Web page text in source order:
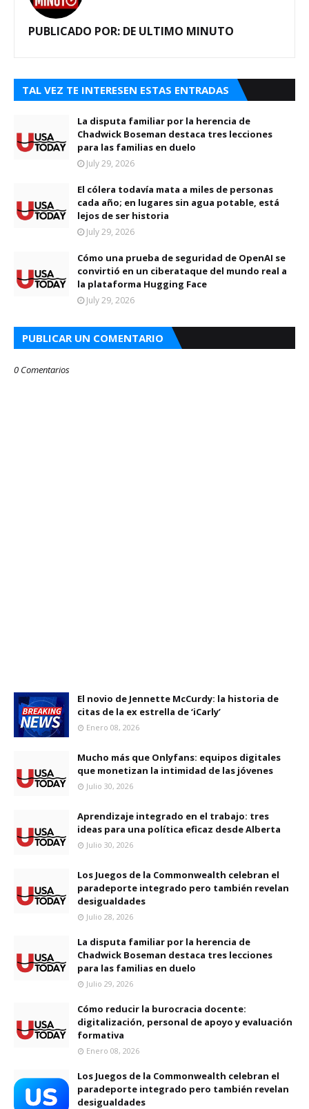
PUBLICADO POR: DE ULTIMO MINUTO
TAL VEZ TE INTERESEN ESTAS ENTRADAS
La disputa familiar por la herencia de
Chadwick Boseman destaca tres lecciones
para las familias en duelo
July 29, 2026
El cólera todavía mata a miles de personas
cada año; en lugares sin agua potable, está
lejos de ser historia
July 29, 2026
Cómo una prueba de seguridad de OpenAI se
convirtió en un ciberataque del mundo real a
la plataforma Hugging Face
July 29, 2026
PUBLICAR UN COMENTARIO
0 Comentarios
El novio de Jennette McCurdy: la historia de
citas de la ex estrella de ‘iCarly’
Enero 08, 2026
Mucho más que Onlyfans: equipos digitales
que monetizan la intimidad de las jóvenes
Julio 30, 2026
Aprendizaje integrado en el trabajo: tres
ideas para una política eficaz desde Alberta
Julio 30, 2026
Los Juegos de la Commonwealth celebran el
paradeporte integrado pero también revelan
desigualdades
Julio 28, 2026
La disputa familiar por la herencia de
Chadwick Boseman destaca tres lecciones
para las familias en duelo
Julio 29, 2026
Cómo reducir la burocracia docente:
digitalización, personal de apoyo y evaluación
formativa
Enero 08, 2026
Los Juegos de la Commonwealth celebran el
paradeporte integrado pero también revelan
desigualdades